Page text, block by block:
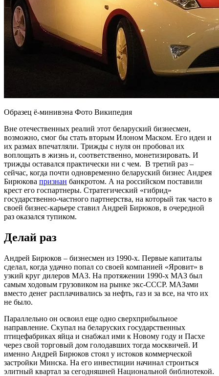
Образец ё-минивэна Фото Википедия
Вне отечественных реалий этот беларуский бизнесмен,
возможно, смог бы стать вторым Илоном Маском. Его идеи и
их размах впечатляли. Трижды с нуля он пробовал их
воплощать в жизнь и, соответственно, монетизировать. И
трижды оставался практически ни с чем. В третий раз –
сейчас, когда почти одновременно беларуский бизнес Андрея
Бирюкова признан банкротом. А на российском поставили
крест его госпартнеры. Стратегический «гибрид»
государственно-частного партнерства, на который так часто в
своей бизнес-карьере ставил Андрей Бирюков, в очередной
раз оказался тупиком.
Делай раз
Андрей Бирюков – бизнесмен из 1990-х. Первые капиталы
сделал, когда удачно попал со своей компанией «Яровит» в
узкий круг дилеров МАЗ. На протяжении 1990-х МАЗ был
самым ходовым грузовиком на рынке экс-СССР. МАЗами
вместо денег расплачивались за нефть, газ и за все, на что их
не было.
Параллельно он освоил еще одно сверхприбыльное
направление. Скупал на беларуских государственных
птицефабриках яйца и снабжал ими к Новому году и Пасхе
через свой торговый дом голодавших тогда москвичей. И
именно Андрей Бирюков стоял у истоков коммерческой
застройки Минска. На его инвестиции начинал строиться
элитный квартал за сегодняшней Национальной библиотекой.